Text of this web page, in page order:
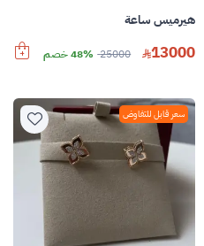
هيرميس ساعة
13000
25000 48% خصم
سعر قابل للتفاوض